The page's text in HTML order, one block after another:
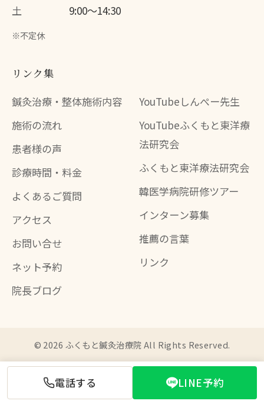
土
9:00〜14:30
※不定休
リンク集
鍼灸治療・整体施術内容
施術の流れ
患者様の声
診療時間・料金
よくあるご質問
アクセス
お問い合せ
ネット予約
院長ブログ
YouTubeしんぺー先生
YouTubeふくもと東洋療
法研究会
ふくもと東洋療法研究会
韓医学病院研修ツアー
インターン募集
推薦の言葉
リンク
© 2026 ふくもと鍼灸治療院 All Rights Reserved.
電話する LINE予約